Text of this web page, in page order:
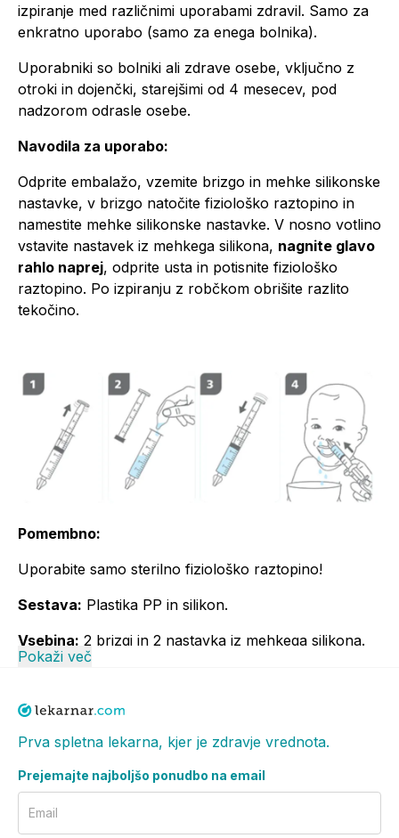
izpiranje med različnimi uporabami zdravil. Samo za
enkratno uporabo (samo za enega bolnika).
Uporabniki so bolniki ali zdrave osebe, vključno z
otroki in dojenčki, starejšimi od 4 mesecev, pod
nadzorom odrasle osebe.
Navodila za uporabo:
Odprite embalažo, vzemite brizgo in mehke silikonske
nastavke, v brizgo natočite fiziološko raztopino in
namestite mehke silikonske nastavke. V nosno votlino
vstavite nastavek iz mehkega silikona, nagnite glavo
rahlo naprej, odprite usta in potisnite fiziološko
raztopino. Po izpiranju z robčkom obrišite razlito
tekočino.
Pomembno:
Uporabite samo sterilno fiziološko raztopino!
Sestava: Plastika PP in silikon.
Vsebina: 2 brizgi in 2 nastavka iz mehkega silikona.
Kontraindikacije: Bolniki s poškodbami ali
nepravilnostmi v nosni votlini ali sinusih; bolniki s
krvavitvijo iz nosu; bolniki z alergijskimi reakcijami na
raztopine ali snovi za čiščenje; prepovedano za
otroke, mlajše od dveh tednov; previdna uporaba pri
bolnikih z duševnimi boleznimi ali težko intelektualno
Pokaži več
Prva spletna lekarna, kjer je zdravje vrednota.
Prejemajte najboljšo ponudbo na email
Email